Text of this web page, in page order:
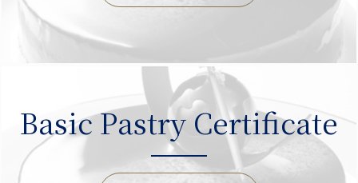
Basic Pastry Certificate